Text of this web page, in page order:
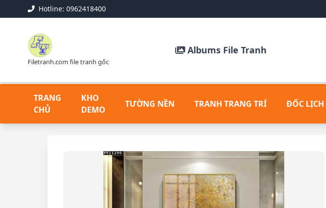
Hotline: 0962418400
Filetranh.com file tranh gốc
Albums File Tranh
TRANG
CHỦ
KHO
DEMO
TƯỜNG NỀN TRANH TRANG TRÍ ĐỐC LỊCH